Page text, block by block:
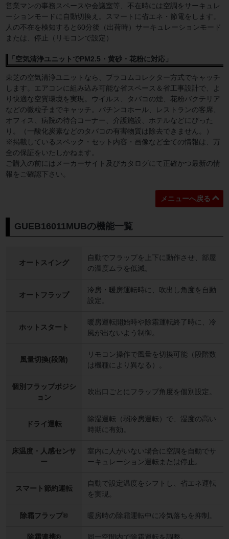
営業マンの事務スペースや会議室等、不在時には空調をサーキュレ
ーションモードに自動切換え。スマートに省エネ・節電をします。
人の不在を検知すると60分後（出荷時）サーキュレーションモード
または、停止（リモコンで設定）
「空気清浄ユニットでPM2.5・黄砂・花粉に対応」
東芝の空気清浄ユニットなら、プラコムコレクター方式でキャッチ
します。エアコンに組み込み可能な省スペース＆省工事設計で、よ
り快適な空質環境を実現。ウイルス、タバコの煙、花粉バクテリア
などの微粒子までキャッチ。パチンコホール、レストランの客席、
オフィス、病院の待合コーナー、介護施設、ホテルなどにぴった
り。（一酸化炭素などのタバコの有害物質は除去できません。）
※掲載しているスペック・セット内容・画像など全ての情報は、万
全の保証をいたしかねます。
ご購入の前にはメーカーサイト及びカタログにて正確かつ最新の情
報をご確認下さい。
メニューへ戻る
GUEB16011MUBの機能一覧
オートスイング
自動でフラップを上下に動作させ、部屋
の温度ムラを低減。
オートフラップ
冷房・暖房運転時に、吹出し角度を自動
設定。
ホットスタート
暖房運転開始時や除霜運転終了時に、冷
風が出ないよう制御。
風量切換(段階)
リモコン操作で風量を切換可能（段階数
は機種により異なる）。
個別フラップポジシ
ョン
吹出口ごとにフラップ角度を個別設定。
ドライ運転
除湿運転（弱冷房運転）で、湿度の高い
時期に有効。
床温度・人感センサ
ー
室内に人がいない場合に空調を自動でサ
ーキュレーション運転または停止。
スマート節約運転
自動で設定温度をシフトし、省エネ運転
を実現。
除霜フラップ® 暖房時の除霜運転中に冷気落ちを抑制。
除霜連携® 同一空間内で除霜運転を調整。